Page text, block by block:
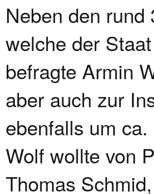
Neben den
welche der
befragte Armin
aber auch zur
ebenfalls um
Wolf wollte von
Thomas